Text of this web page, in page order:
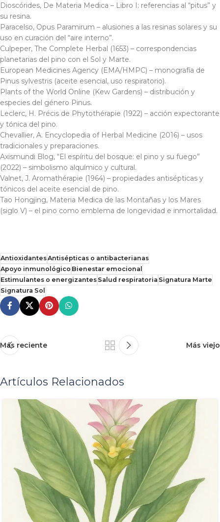
Dioscórides, De Materia Medica – Libro I: referencias al “pitus” y
su resina.
Paracelso, Opus Paramirum – alusiones a las resinas solares y su
uso en curación del “aire interno”.
Culpeper, The Complete Herbal (1653) – correspondencias
planetarias del pino con el Sol y Marte.
European Medicines Agency (EMA/HMPC) – monografía de
Pinus sylvestris (aceite esencial, uso respiratorio).
Plants of the World Online (Kew Gardens) – distribución y
especies del género Pinus.
Leclerc, H. Précis de Phytothérapie (1922) – acción expectorante
y tónica del pino.
Chevallier, A. Encyclopedia of Herbal Medicine (2016) – usos
tradicionales y preparaciones.
Axismundi Blog, “El espíritu del bosque: el pino y su fuego”
(2022) – simbolismo alquímico y cultural.
Valnet, J. Aromathérapie (1964) – propiedades antisépticas y
tónicos del aceite esencial de pino.
Tao Hongjing, Materia Medica de las Montañas y los Mares
(siglo V) – el pino como emblema de longevidad e inmortalidad.
AntioxidantesAntisépticas o antibacterianas
Apoyo inmunológico Bienestar emocional
Estimulantes o energizantesSalud respiratoria Signatura Marte
Signatura Sol
Más reciente Más viejo
Artículos Relacionados